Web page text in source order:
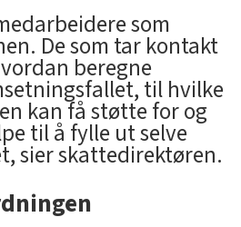
som
De som tar kontakt
beregne
til hvilke
kan få støtte for og
til å fylle ut selve
sier skattedirektøren.